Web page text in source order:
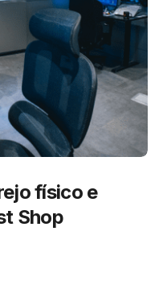
físico e
Shop